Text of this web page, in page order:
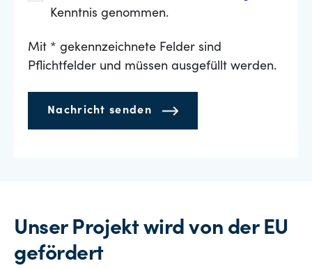
Kenntnis genommen.
Mit * gekennzeichnete Felder sind
Pflichtfelder und müssen ausgefüllt werden.
Nachricht senden
Unser Projekt wird von der EU
gefördert